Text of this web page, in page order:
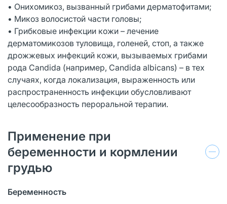
• Онихомикоз, вызванный грибами дерматофитами;
• Микоз волосистой части головы;
• Грибковые инфекции кожи – лечение
дерматомикозов туловища, голеней, стоп, а также
дрожжевых инфекций кожи, вызываемых грибами
рода Candida (например, Candida albicans) – в тех
случаях, когда локализация, выраженность или
распространенность инфекции обусловливают
целесообразность пероральной терапии.
Применение при
беременности и кормлении
грудью
Беременность